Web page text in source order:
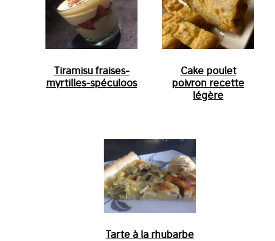
Tiramisu fraises-
myrtilles-spéculoos
Cake poulet
poivron recette
légère
Tarte à la rhubarbe